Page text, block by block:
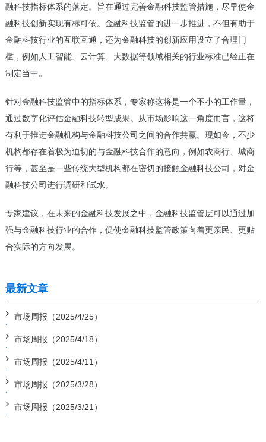
融科技指标体系的落定。旨在通过完善金融科技监管措施，尽早使金
融科技创新实现有标可依。金融科技监管的进一步推进，不但有助于
金融科技行业的互联互通，还为金融科技的创新应用设立了合理门
槛，例如人工智能、云计算、大数据等领域相关的行业标准已经正在
制定当中。
针对金融科技监管中的指标体系，专家称这将是一个不小的工作量，
通过数字化评估金融科技转型成果。从市场影响这一角度而言，这将
有利于推进金融机构与金融科技公司之间的合作共赢。现如今，不少
机构都存在着极为迫切的与金融科技合作的意向，例如农商行、城商
行等，甚至是一些传统大型机构都在密切的接触金融科技公司，对金
融科技公司进行调研和试水。
专家建议，在未来的金融科技发展之中，金融科技监管层可以通过加
强与金融科技行业的合作，促使金融科技监管政策向着更亲民、更贴
合实际的方向发展。
最新文章
市场周报（2025/4/25）
市场周报（2025/4/18）
市场周报（2025/4/11）
市场周报（2025/3/28）
市场周报（2025/3/21）